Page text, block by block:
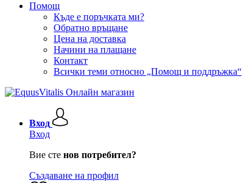
Помощ
Къде е поръчката ми?
Обратно връщане
Цена на доставка
Начини на плащане
Контакт
Всички теми относно „Помощ и поддръжка“
Вход
Вход
Вие сте нов потребител?
Създаване на профил